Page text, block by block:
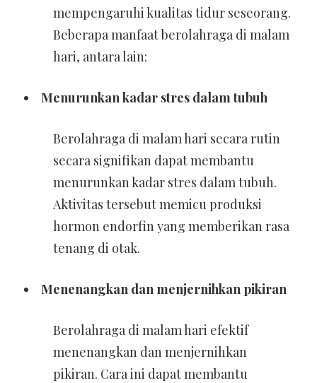
mempengaruhi kualitas tidur seseorang.
Beberapa manfaat berolahraga di malam
hari, antara lain:
Menurunkan kadar stres dalam tubuh
Berolahraga di malam hari secara rutin
secara signifikan dapat membantu
menurunkan kadar stres dalam tubuh.
Aktivitas tersebut memicu produksi
hormon endorfin yang memberikan rasa
tenang di otak.
Menenangkan dan menjernihkan pikiran
Berolahraga di malam hari efektif
menenangkan dan menjernihkan
pikiran. Cara ini dapat membantu